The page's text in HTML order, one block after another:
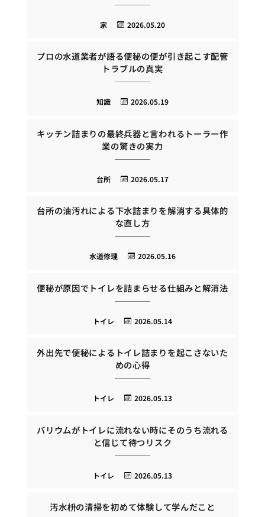
2026.05.20
家
プロの水道業者が語る便秘の便が引き起こす配管
トラブルの真実
2026.05.19
知識
キッチン詰まりの最終兵器と言われるトーラー作
業の驚きの実力
2026.05.17
台所
台所の油汚れによる下水詰まりを解消する具体的
な直し方
2026.05.16
水道修理
便秘が原因でトイレを詰まらせる仕組みと解消法
2026.05.14
トイレ
外出先で便秘によるトイレ詰まりを起こさないた
めの心得
2026.05.13
トイレ
バリウムがトイレに流れない時にそのうち流れる
と信じて待つリスク
2026.05.13
トイレ
汚水枡の清掃を初めて体験して学んだこと